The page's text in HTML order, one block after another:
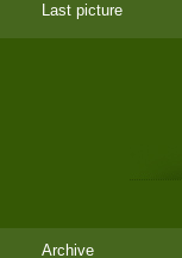
Last picture
Archive